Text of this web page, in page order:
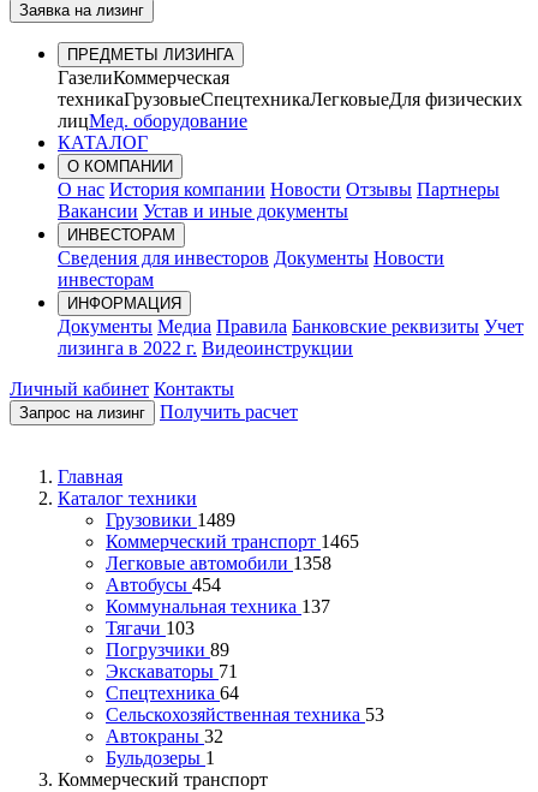
Заявка на лизинг
ПРЕДМЕТЫ ЛИЗИНГА
ГазелиКоммерческая
техникаГрузовыеСпецтехникаЛегковыеДля физических
лицМед. оборудование
КАТАЛОГ
О КОМПАНИИ
О нас История компании Новости Отзывы Партнеры
Вакансии Устав и иные документы
ИНВЕСТОРАМ
Сведения для инвесторов Документы Новости
инвесторам
ИНФОРМАЦИЯ
Документы Медиа Правила Банковские реквизиты Учет
лизинга в 2022 г. Видеоинструкции
Личный кабинет Контакты
Запрос на лизинг Получить расчет
Главная
Каталог техники
Грузовики 1489
Коммерческий транспорт 1465
Легковые автомобили 1358
Автобусы 454
Коммунальная техника 137
Тягачи 103
Погрузчики 89
Экскаваторы 71
Спецтехника 64
Сельскохозяйственная техника 53
Автокраны 32
Бульдозеры 1
Коммерческий транспорт